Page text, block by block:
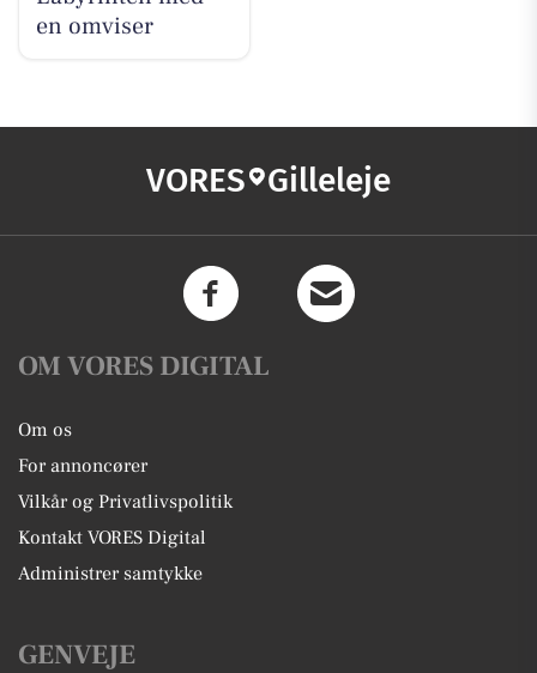
en omviser
VORES Gilleleje
OM VORES DIGITAL
Om os
For annoncører
Vilkår og Privatlivspolitik
Kontakt VORES Digital
Administrer samtykke
GENVEJE